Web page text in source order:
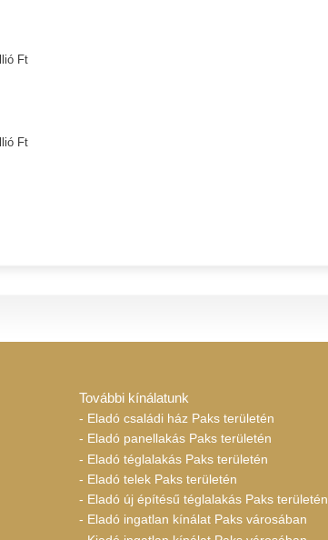
Ft
Ft
További kínálatunk
- Eladó családi ház Paks területén
- Eladó panellakás Paks területén
- Eladó téglalakás Paks területén
- Eladó telek Paks területén
- Eladó új építésű téglalakás Paks területén
- Eladó ingatlan kínálat Paks városában